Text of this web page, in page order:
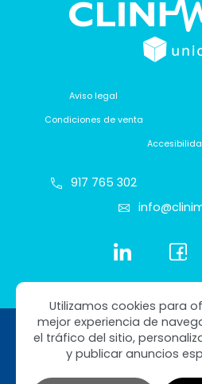
Utilizamos cookies para
mejor experiencia de
el tráfico del sitio,
y publicar anuncios
Aviso legal
Condiciones de venta
917 765 302
Copyright © 2026